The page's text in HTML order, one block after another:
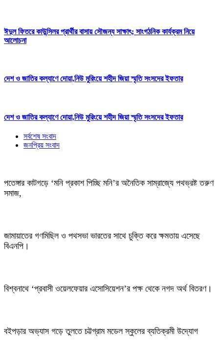
ঈদুল ফিতরে কাউন্সিলর প্রার্থীর বাসায় সৌজন্য সাক্ষাৎ; সাংগঠনিক কার্যক্রম নিয়ে
আলোচনা
দেশ ও জাতির কল্যাণে দোয়া,নিউ মুরিংয়ে শহীদ জিয়া স্মৃতি সংসদের ইফতার
দেশ ও জাতির কল্যাণে দোয়া,নিউ মুরিংয়ে শহীদ জিয়া স্মৃতি সংসদের ইফতার
সর্বশেষ সংবাদ
জনপ্রিয় সংবাদ
পতেঙ্গার কাটগড়ে ‘মনি প্রকাশ পিচ্ছি মনি’র অনৈতিক সাম্রাজ্যে পথভ্রষ্ট তরুণ
সমাজ,
জামায়াতের গণমিছিল ও পথসভা ভারতের সাথে চুক্তি করে ক্ষমতায় এসেছে
বিএনপি।
বিশ্বনাথে ‘প্রবাসী ওয়েলফেয়ার এসোসিয়েশন’র পক্ষ থেকে নগদ অর্থ বিতরণ।
বইপড়ার অভ্যাস গড়ে তুলতে চট্টগ্রাম মডেল স্কুলের ব্যতিক্রমী উদ্যোগ